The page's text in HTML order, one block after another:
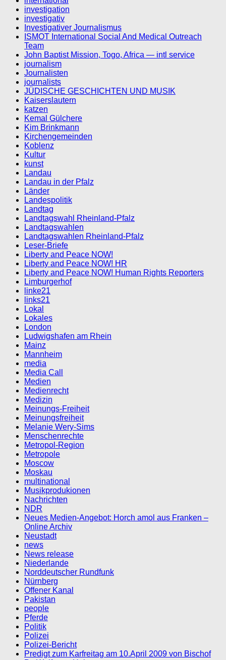
investigation
investigativ
Investigativer Journalismus
ISMOT International Social And Medical Outreach
Team
John Baptist Mission, Togo, Africa — intl service
journalism
Journalisten
journalists
JÜDISCHE GESCHICHTEN UND MUSIK
Kaiserslautern
katzen
Kemal Gülchere
Kim Brinkmann
Kirchengemeinden
Koblenz
Kultur
kunst
Landau
Landau in der Pfalz
Länder
Landespolitik
Landtag
Landtagswahl Rheinland-Pfalz
Landtagswahlen
Landtagswahlen Rheinland-Pfalz
Leser-Briefe
Liberty and Peace NOW!
Liberty and Peace NOW! HR
Liberty and Peace NOW! Human Rights Reporters
Limburgerhof
linke21
links21
Lokal
Lokales
London
Ludwigshafen am Rhein
Mainz
Mannheim
media
Media Call
Medien
Medienrecht
Medizin
Meinungs-Freiheit
Meinungsfreiheit
Melanie Wery-Sims
Menschenrechte
Metropol-Region
Metropole
Moscow
Moskau
multinational
Musikprodukionen
Nachrichten
NDR
Neues Medien-Angebot: Horch amol aus Franken –
Online Archiv
Neustadt
news
News release
Niederlande
Norddeutscher Rundfunk
Nürnberg
Offener Kanal
Pakistan
people
Pferde
Politik
Polizei
Polizei-Bericht
Predigt zum Karfreitag am 10.April 2009 von Bischof